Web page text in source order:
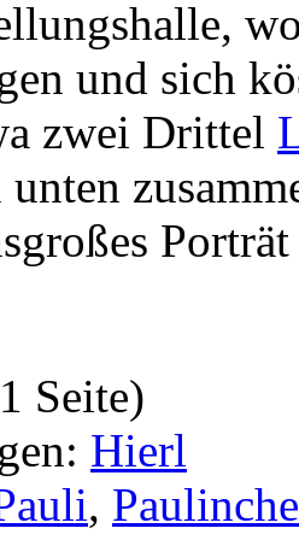
und sich
zwei Drittel
Seite)
Hierl
,